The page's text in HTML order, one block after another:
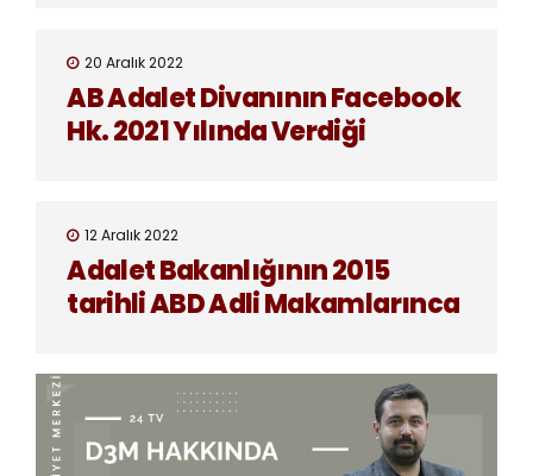
20 Aralık 2022
AB Adalet Divanının Facebook
Hk. 2021 Yılında Verdiği
12 Aralık 2022
Adalet Bakanlığının 2015
tarihli ABD Adli Makamlarınca
Görüş Yazısına İtiraz Edildi